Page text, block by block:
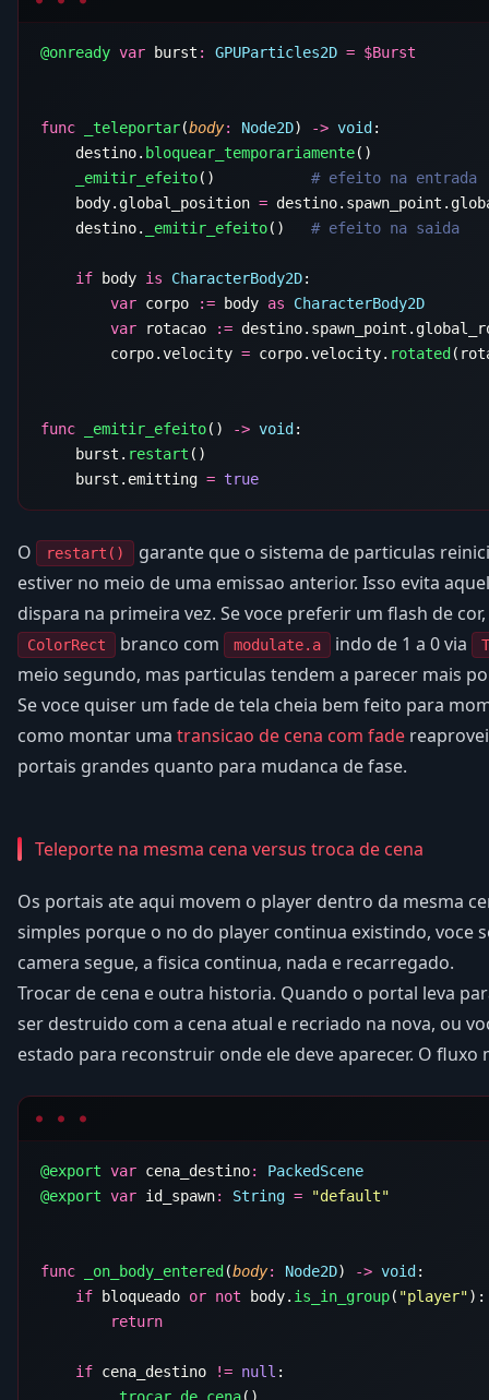
@onready var burst : GPUParticles2D = $
func _teleportar(body: Node2D) -> void
    destino.
bloquear_temporariamente
    _emitir_efeito
()
    body.global_position
=
    destino.
_emitir_efeito()
    if
body is CharacterBody2D
        var
corpo := body as
        var
rotacao :=
        corpo.velocity
= corpo.velocity. rotated
func _emitir_efeito() -> void
    burst.
restart
    burst.emitting
=
O restart()
garante que o sistema de particulas
estiver no meio de uma emissao anterior. Isso evita
dispara na primeira vez. Se voce preferir um flash de
ColorRect branco com modulate.a indo de 1 a 0 via
meio segundo, mas particulas tendem a parecer mais
Se voce quiser um fade de tela cheia bem feito para
como montar uma transicao de cena com fade
portais grandes quanto para mudanca de fase.
Teleporte na mesma cena versus troca de cena
Os portais ate aqui movem o player dentro da mesma
simples porque o no do player continua existindo, voce
camera segue, a fisica continua, nada e recarregado.
Trocar de cena e outra historia. Quando o portal leva
ser destruido com a cena atual e recriado na nova, ou
estado para reconstruir onde ele deve aparecer. O fluxo
@export var cena_destino:
@export var id_spawn: String =
func _on_body_entered (body: Node2D) -> void
    if
bloqueado or not body. is_in_group( "player"
    if
cena_destino != null
        _trocar_de_cena